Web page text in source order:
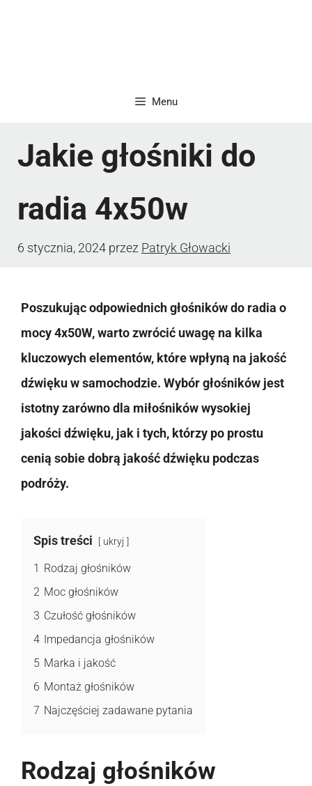
Menu
Jakie głośniki do
radia 4x50w
6 stycznia, 2024 przez Patryk Głowacki
Poszukując odpowiednich głośników do radia o
mocy 4x50W, warto zwrócić uwagę na kilka
kluczowych elementów, które wpłyną na jakość
dźwięku w samochodzie. Wybór głośników jest
istotny zarówno dla miłośników wysokiej
jakości dźwięku, jak i tych, którzy po prostu
cenią sobie dobrą jakość dźwięku podczas
podróży.
Spis treści ukryj
1 Rodzaj głośników
2 Moc głośników
3 Czułość głośników
4 Impedancja głośników
5 Marka i jakość
6 Montaż głośników
7 Najczęściej zadawane pytania
Rodzaj głośników